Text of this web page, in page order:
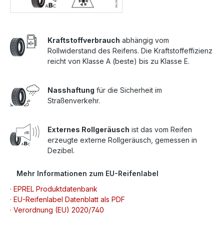
Kraftstoffverbrauch abhängig vom
Rollwiderstand des Reifens. Die Kraftstoffeffizienz
reicht von Klasse A (beste) bis zu Klasse E.
Nasshaftung für die Sicherheit im
Straßenverkehr.
Externes Rollgeräusch ist das vom Reifen
erzeugte externe Rollgeräusch, gemessen in
Dezibel.
Mehr Informationen zum EU-Reifenlabel
· EPREL Produktdatenbank
· EU-Reifenlabel Datenblatt als PDF
· Verordnung (EU) 2020/740